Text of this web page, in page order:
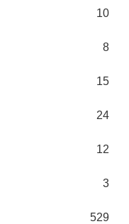
10
8
15
24
12
3
529